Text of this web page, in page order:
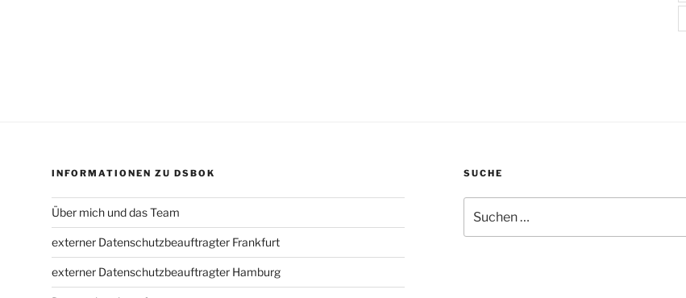
INFORMATIONEN ZU DSBOK
Über mich und das Team
externer Datenschutzbeauftragter Frankfurt
externer Datenschutzbeauftragter Hamburg
SUCHE
nach: